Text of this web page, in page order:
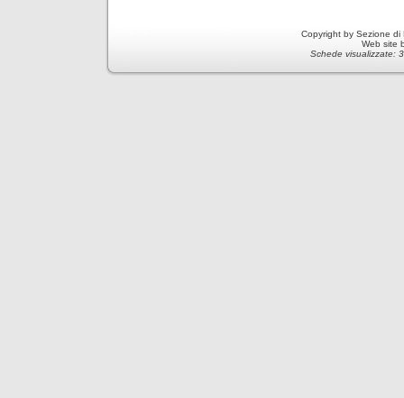
Copyright by Sezione
Web site
Schede visualizzate: